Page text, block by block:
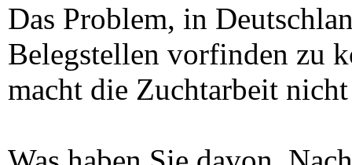
Das Problem, in
Belegstellen vorfinden zu
macht die Zuchtarbeit